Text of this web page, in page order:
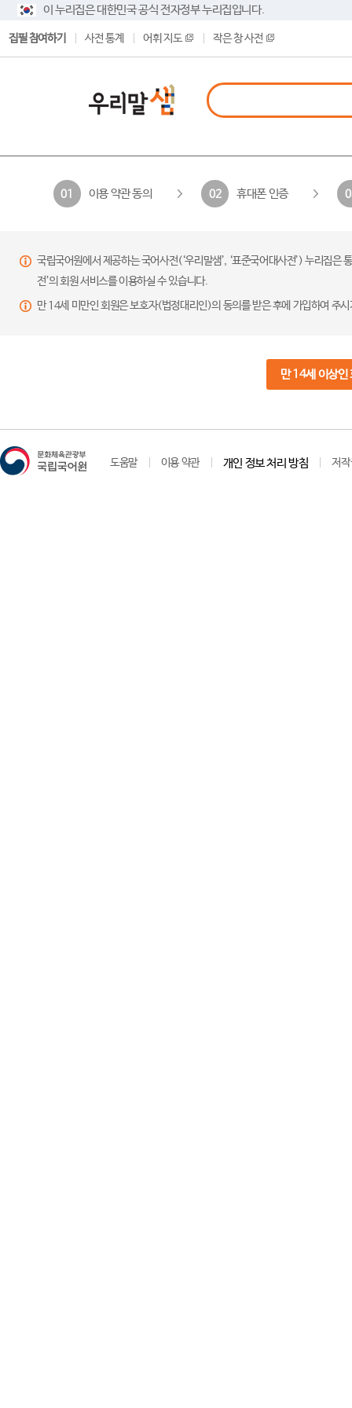
이 누리집은 대한민국 공식 전자정부 누리집입니다.
집필 참여하기 사전 통계 어휘 지도 작은 창 사전
01 이용 약관 동의 02 휴대폰 인증
국립국어원에서 제공하는 국어사전(‘우리말샘’, ‘표준국어대사전’) 누리집
전’의 회원 서비스를 이용하실 수 있습니다.
만 14세 미만인 회원은 보호자(법정대리인)의 동의를 받은 후에 가입하여 주
만 14세 이상인
도움말 이용 약관 개인 정보 처리 방침 저